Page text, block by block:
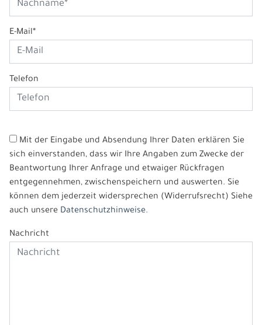
E-Mail*
Telefon
Mit der Eingabe und Absendung Ihrer Daten erklären Sie
sich einverstanden, dass wir Ihre Angaben zum Zwecke der
Beantwortung Ihrer Anfrage und etwaiger Rückfragen
entgegennehmen, zwischenspeichern und auswerten. Sie
können dem jederzeit widersprechen (Widerrufsrecht) Siehe
auch unsere Datenschutzhinweise.
Nachricht